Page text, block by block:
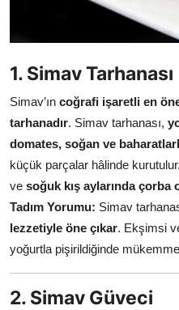
Anne & Bebek Beslenmesi
Yemek Tarifleri & Menüler
1. Simav Tarhanası
Simav’ın coğrafi işaretli en
tarhanadır. Simav tarhanası,
domates, soğan ve
küçük parçalar hâlinde
ve soğuk kış aylarında çorba
Tadım Yorumu: Simav
lezzetiyle öne çıkar. Ekşimsi
yoğurtla pişirildiğinde
2. Simav Güveci